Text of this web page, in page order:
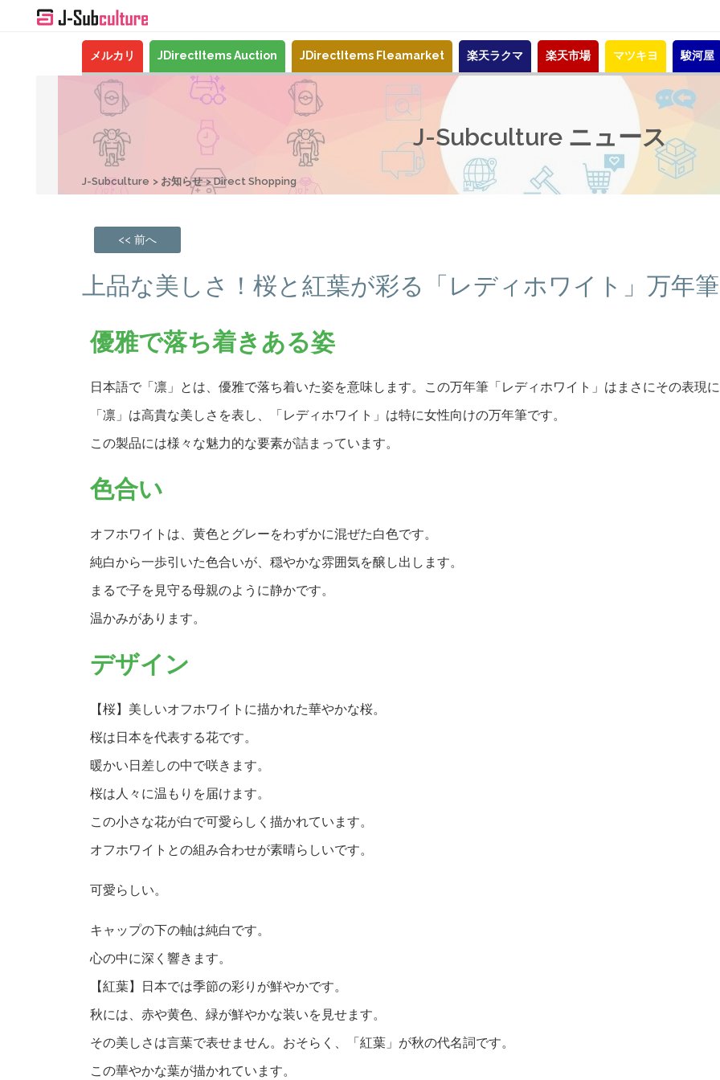
メルカリ JDirectItems Auction JDirectItems Fleamarket 楽天ラクマ 楽天市場 マツキヨ 駿河屋
J-Subculture ニュース
J-Subculture お知らせ Direct Shopping
<< 前へ
上品な美しさ！桜と紅葉が彩る「レディホワイト」万年筆
優雅で落ち着きある姿
日本語で「凛」とは、優雅で落ち着いた姿を意味します。この万年筆「レディホワイト」はまさにその表現に
「凛」は高貴な美しさを表し、「レディホワイト」は特に女性向けの万年筆です。
この製品には様々な魅力的な要素が詰まっています。
色合い
オフホワイトは、黄色とグレーをわずかに混ぜた白色です。
純白から一歩引いた色合いが、穏やかな雰囲気を醸し出します。
まるで子を見守る母親のように静かです。
温かみがあります。
デザイン
【桜】美しいオフホワイトに描かれた華やかな桜。
桜は日本を代表する花です。
暖かい日差しの中で咲きます。
桜は人々に温もりを届けます。
この小さな花が白で可愛らしく描かれています。
オフホワイトとの組み合わせが素晴らしいです。
可愛らしい。
キャップの下の軸は純白です。
心の中に深く響きます。
【紅葉】日本では季節の彩りが鮮やかです。
秋には、赤や黄色、緑が鮮やかな装いを見せます。
その美しさは言葉で表せません。おそらく、「紅葉」が秋の代名詞です。
この華やかな葉が描かれています。